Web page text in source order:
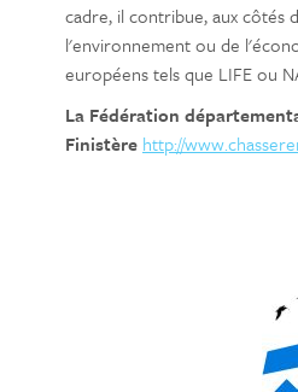
cadre, il contribue, aux côtés
l'environnement ou de
européens tels que LIFE ou
La Fédération
Finistère http://